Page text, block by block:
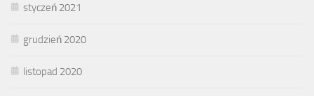
styczeń 2021
grudzień 2020
listopad 2020